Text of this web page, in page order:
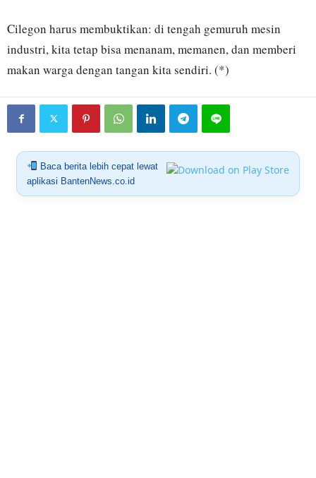
Cilegon harus membuktikan: di tengah gemuruh mesin
industri, kita tetap bisa menanam, memanen, dan memberi
makan warga dengan tangan kita sendiri. (*)
Baca berita lebih cepat lewat
aplikasi BantenNews.co.id